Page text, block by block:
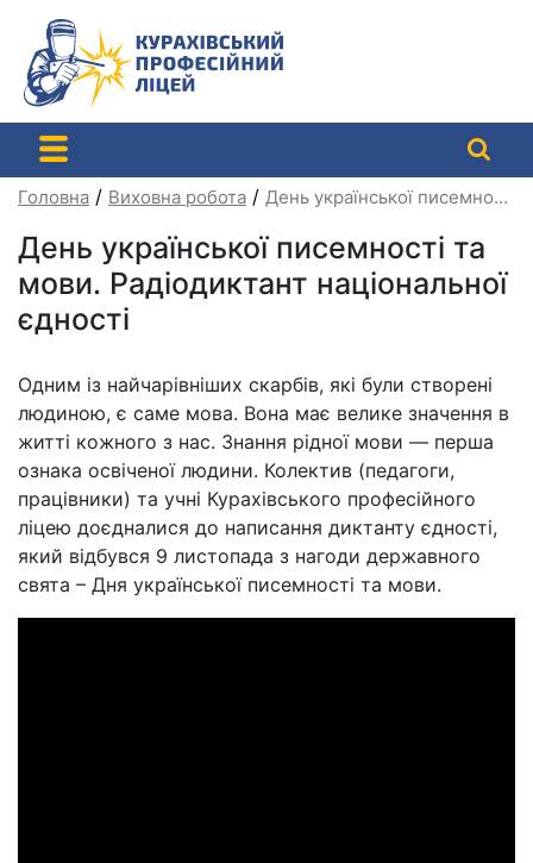
Перейти
контенту
Головна / Виховна робота / День української писемності та мови. Радіодиктант національної єдності
День української писемності та
мови. Радіодиктант національної
єдності
Одним із найчарівніших скарбів, які були створені
людиною, є саме мова. Вона має велике значення в
житті кожного з нас. Знання рідної мови — перша
ознака освіченої людини. Колектив (педагоги,
працівники) та учні Курахівського професійного
ліцею доєдналися до написання диктанту єдності,
який відбувся 9 листопада з нагоди державного
свята – Дня української писемності та мови.